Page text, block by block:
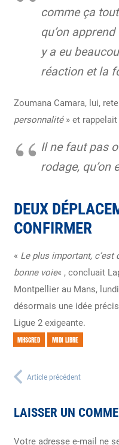
comme ça
qu’on
y a eu
réaction et la
Zoumana Camara, lui,
personnalité» et rappelait
Il ne faut pas
rodage, qu’on
DEUX
CONFIRMER
« Le plus important, c’est
bonne voie« , concluait
Montpellier au Mans,
désormais une idée
Ligue 2 exigeante.
MHSCRED MIDI LIBRE
Article précédent
LAISSER UN
Votre adresse e-mail ne